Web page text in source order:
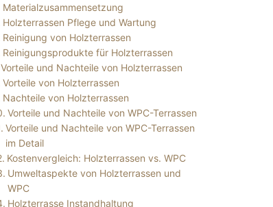
Materialzusammensetzung
Holzterrassen Pflege und Wartung
Reinigung von Holzterrassen
Reinigungsprodukte für Holzterrassen
Vorteile und Nachteile von Holzterrassen
Vorteile von Holzterrassen
Nachteile von Holzterrassen
Vorteile und Nachteile von WPC-Terrassen
Vorteile und Nachteile von WPC-Terrassen
im Detail
Kostenvergleich: Holzterrassen vs. WPC
Umweltaspekte von Holzterrassen und
WPC
Holzterrasse Instandhaltung